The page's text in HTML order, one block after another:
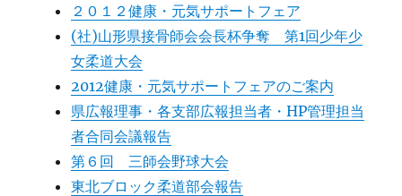
２０１２健康・元気サポートフェア
(社)山形県接骨師会会長杯争奪 第1回少年少
女柔道大会
2012健康・元気サポートフェアのご案内
県広報理事・各支部広報担当者・HP管理担当
者合同会議報告
第６回 三師会野球大会
東北ブロック柔道部会報告